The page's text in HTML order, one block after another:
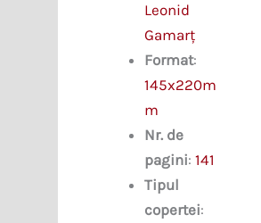
Leonid
Gamarț
Format:
145x220m
m
Nr. de
pagini: 141
Tipul
copertei: